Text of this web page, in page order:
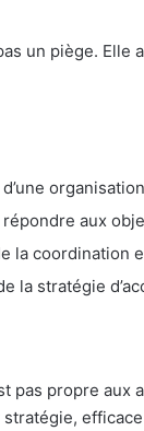
un piège.
répondre aux
la coordination
la stratégie
pas propre